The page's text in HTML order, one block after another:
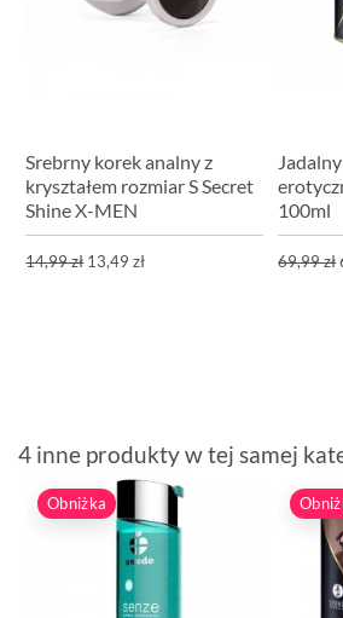
Srebrny korek analny z
kryształem rozmiar S Secret
Shine X-MEN
14,99 zł 13,49 zł
100ml
69,99 zł
4 inne produkty w tej samej
Obniżka